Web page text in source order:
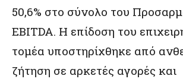
50,6% στο σύνολο του
EBITDA. Η επίδοση του
τομέα υποστηρίχθηκε από
ζήτηση σε αρκετές αγορές και